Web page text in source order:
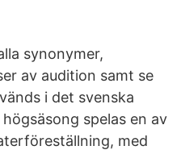
synonymer,
av audition samt se
i det svenska
spelas en av
med